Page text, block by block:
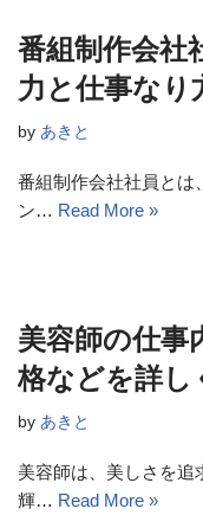
番組制作会社
力と仕事なり
by あきと
番組制作会社社員とは
ン… Read More »
美容師の仕事
格などを詳し
by あきと
美容師は、美しさを追
輝… Read More »